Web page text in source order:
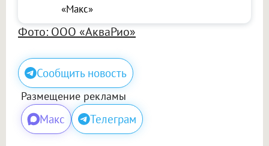
«Макс»
Фото: ООО «АкваРио»
Сообщить новость
Размещение рекламы
Макс Телеграм